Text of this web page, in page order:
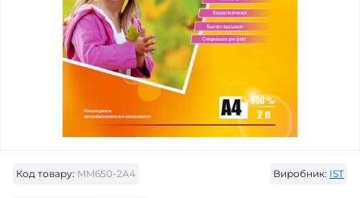
Код товару: MM650-2A4 Виробник: IST